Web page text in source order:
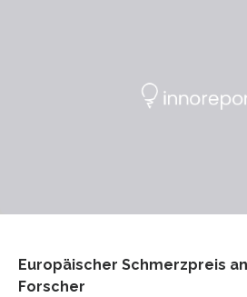
Europäischer Schmerzpreis
Forscher